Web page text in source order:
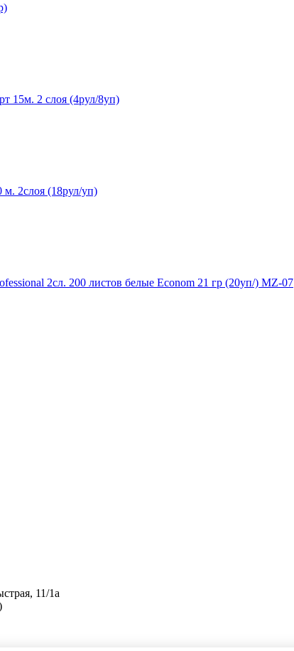
15м. 2 слоя (4рул/8уп)
2слоя (18рул/уп)
2сл. 200 листов белые Econom 21 гр (20уп/) MZ-07
11/1а